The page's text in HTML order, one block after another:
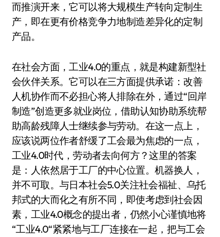
而推演开来，它可以将大规模生产转向定制生
产，即在更有价格竞争力地制造差异化的定制
产品。
在社会方面，工业4.0的重点，就是构建新型社
会伙伴关系。它可以在三方面提供承诺：改善
人机协作而不必担心将人排除在外，通过“回岸
制造”创造更多就业岗位，借助认知协助系统帮
助高龄残障人士继续参与劳动。在这一点上，
应该说两位作者舒缓了工会最为焦虑的一点，
工业4.0时代，劳动者去向何方？这里的答案
是：人依然居于工厂的中心位置。机器换人，
并不可取。与日本社会5.0关注社会福祉、乌托
邦式的大而化之有所不同，即使考虑到社会因
素，工业4.0概念的提出者，仍然小心谨慎地将
“工业4.0“紧紧地与工厂连接在一起，把与工会